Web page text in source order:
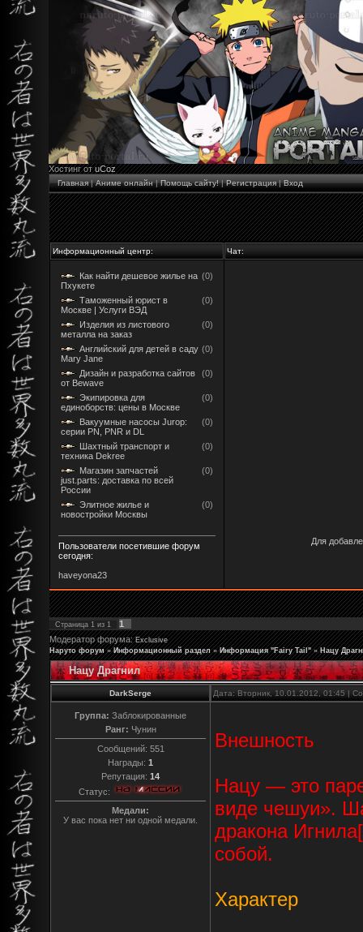
Хостинг отuCoz
Главная|Аниме онлайн|Помощь сайту!|Регистрация|Вход
Информационный центр: Чат:
Как найти дешевое жилье на
Пхукете
(0)
Таможенный юрист в
Москве | Услуги ВЭД
(0)
Изделия из листового
металла на заказ
(0)
Английский для детей в саду
Mary Jane
(0)
Дизайн и разработка сайтов
от Bewave
(0)
Экипировка для
единоборств: цены в Москве
(0)
Вакуумные насосы Jurop:
серии PN, PNR и DL
(0)
Шахтный транспорт и
техника Dekree
(0)
Магазин запчастей
just.parts: доставка по всей
России
(0)
Элитное жилье и
новостройки Москвы
(0)
Пользователи посетившие форум
сегодня:
haveyona23
Для
Страница 1 из 1
1
Модератор форума:Exclusive
Наруто форум » Информационный раздел » Информация "Fairy Tail" » Нацу
Нацу Драгнил
DarkSerge Дата: Вторник, 10.01.2012, 01:45 |
Группа: Заблокированные
Ранг: Чунин
Сообщений: 551
Награды: 1
Репутация: 14
Статус:
Медали:
У вас пока нет ни одной медали.
Внешность
Нацу — это
виде чешуи».
дракона
собой.
Характер